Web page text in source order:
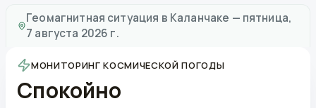
Геомагнитная ситуация в Каланчаке — пятница,
7 августа 2026 г.
МОНИТОРИНГ КОСМИЧЕСКОЙ ПОГОДЫ
Спокойно